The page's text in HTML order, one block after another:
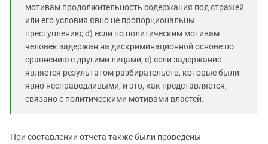
мотивам продолжительность содержания под стражей
или его условия явно не пропорциональны
преступлению; d) если по политическим мотивам
человек задержан на дискриминационной основе по
сравнению с другими лицами; e) если задержание
является результатом разбирательств, которые были
явно несправедливыми, и это, как представляется,
связано с политическими мотивами властей.
При составлении отчета также были проведены